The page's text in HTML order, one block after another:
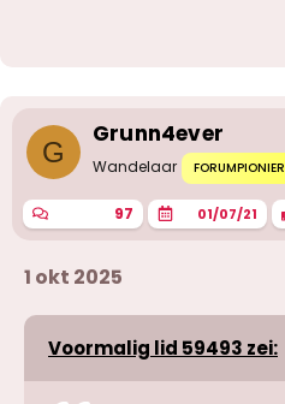
G
Grunn4ever
Wandelaar FORUMPIONIER
97 01/07/21
1 okt 2025
Voormalig lid 59493 zei: